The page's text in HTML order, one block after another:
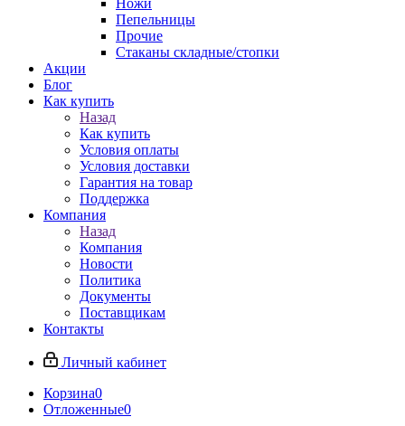
Ножи
Пепельницы
Прочие
Стаканы складные/стопки
Акции
Блог
Как купить
Назад
Как купить
Условия оплаты
Условия доставки
Гарантия на товар
Поддержка
Компания
Назад
Компания
Новости
Политика
Документы
Поставщикам
Контакты
Личный кабинет
Корзина0
Отложенные0